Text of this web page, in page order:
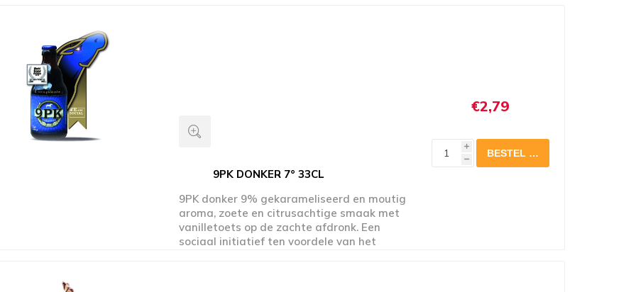
9PK DONKER 7° 33CL
9PK donker 9% gekarameliseerd en moutig
aroma, zoete en citrusachtige smaak met
vanilletoets op de zachte afdronk. Een
sociaal initiatief ten voordele van het
€2,79
i
h